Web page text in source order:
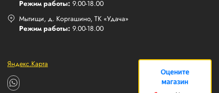
Режим работы: 9.00-18.00
Мытищи, д. Коргашино, ТК «Удача»
Режим работы: 9.00-18.00
Яндекс.Карта